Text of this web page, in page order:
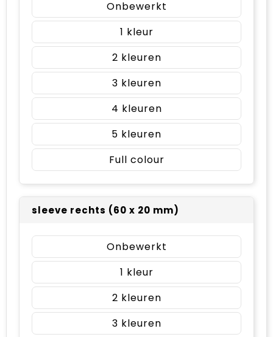
Onbewerkt
1
2
3
4
5
Full colour
sleeve rechts (60 x 20 mm)
Onbewerkt
1
2
3